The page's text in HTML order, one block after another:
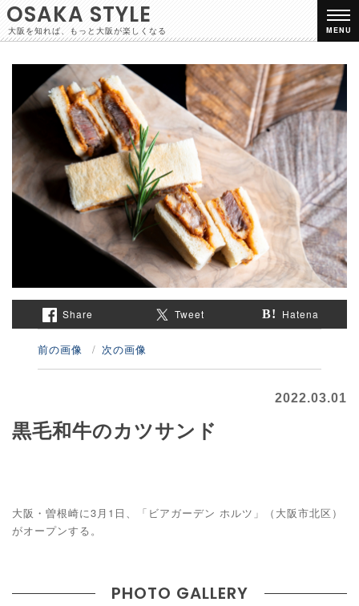
OSAKA STYLE
大阪を知れば、もっと大阪が楽しくなる MENU
Share Tweet Hatena
前の画像 次の画像
2022.03.01
黒毛和牛のカツサンド
大阪・曽根崎に3月1日、「ビアガーデン ホルツ」（大阪市北区）
がオープンする。
PHOTO GALLERY